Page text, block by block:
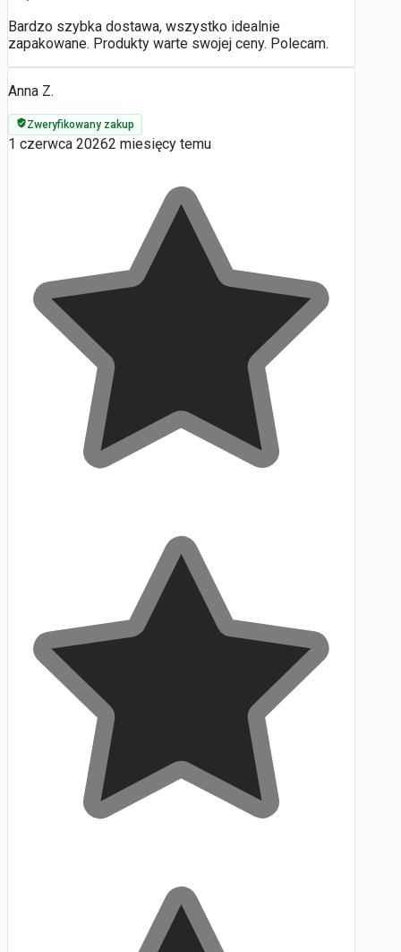
Bardzo szybka dostawa, wszystko idealnie
zapakowane. Produkty warte swojej ceny. Polecam.
Anna Z.
Zweryfikowany zakup
1 czerwca 20262 miesięcy temu